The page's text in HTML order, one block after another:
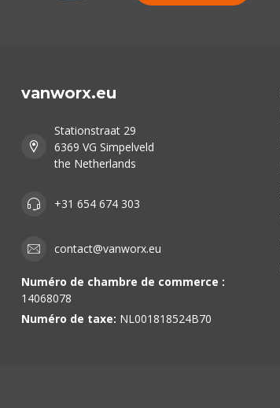
vanworx.eu
Stationstraat 29
6369 VG Simpelveld
the Netherlands
+31 654 674 303
contact@vanworx.eu
Numéro de chambre de commerce :
14068078
Numéro de taxe: NL001818524B70